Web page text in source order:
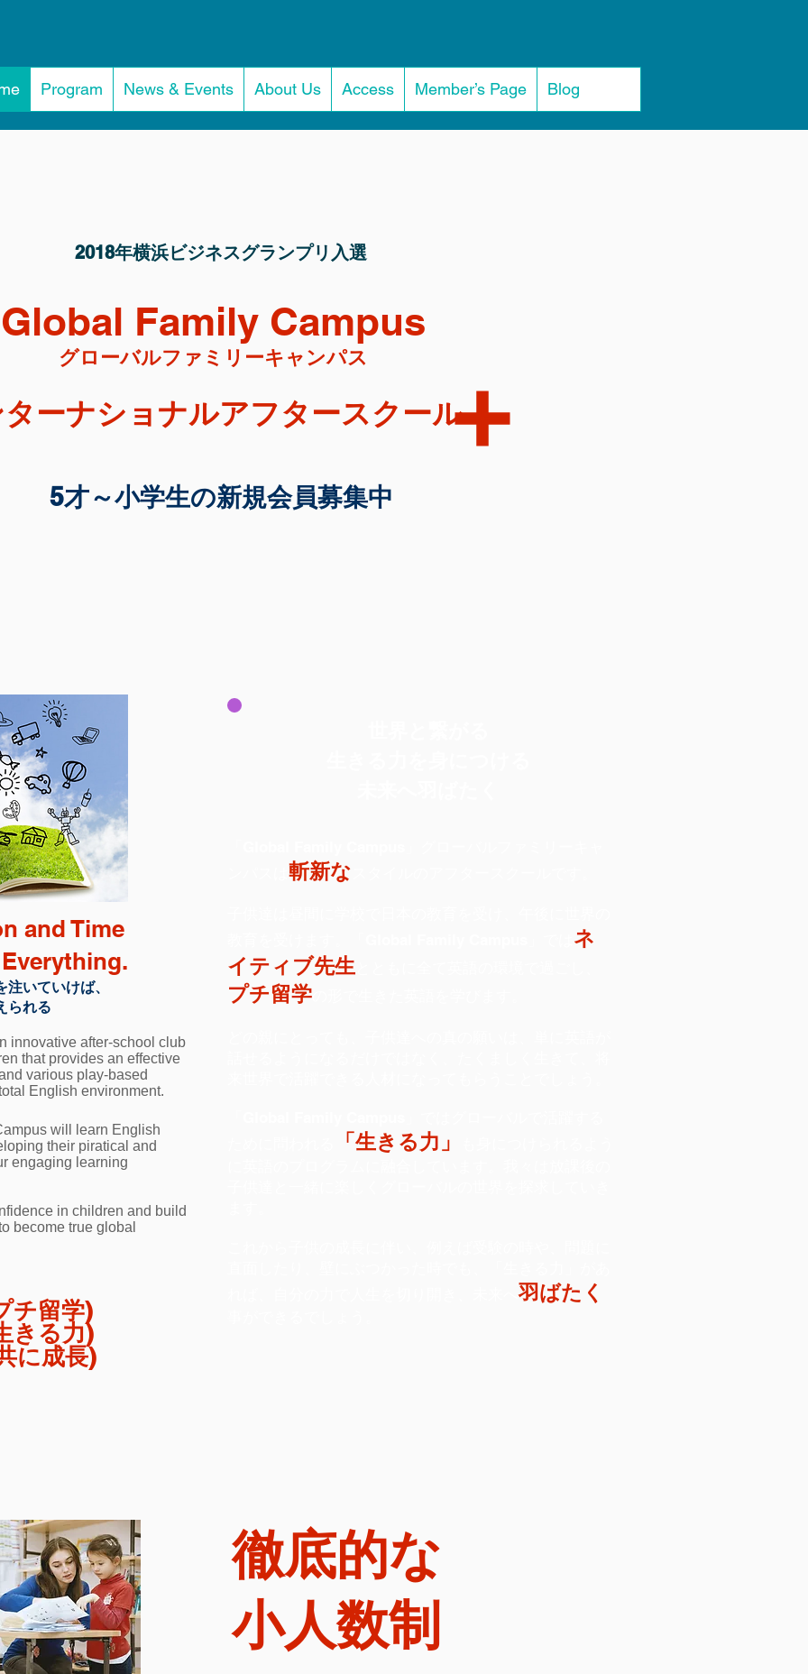
Program News & Events About Us Access Member’s Page Blog
2018年横浜ビジネスグランプリ入選
Global Family Campus
グローバルファミリーキャンパス
ーナショナルアフタースクール
5才～小学生の新規会員募集中
and Time
いていけば、
られる
innovative after-school club
that provides an effective
various play-based
English environment.
will learn English
their piratical and
engaging learning
in children and build
become true global
成長)
チ留学)​
る力)
斬新な
ネ
イティブ先生
プチ留学
「生きる力」
れば、自分の力で人生を切り開き、未来へ羽ばたく
​徹底的な
小人数制